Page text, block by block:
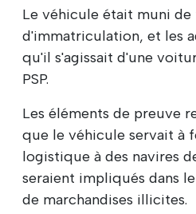
Le véhicule était muni de
d'immatriculation, et les
qu'il s'agissait d'une
PSP.
Les éléments de preuve
que le véhicule servait à
logistique à des navires
seraient impliqués dans
de marchandises illicites.